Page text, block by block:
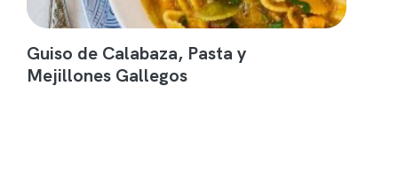
Guiso de Calabaza, Pasta y
Mejillones Gallegos